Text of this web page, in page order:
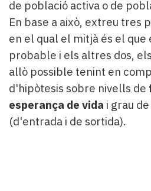
de població activa o de
En base a això, extreu tres
en el qual el mitjà és el que
probable i els altres dos,
allò possible tenint en
d'hipòtesis sobre nivells de
esperança de vida i grau de
(d'entrada i de sortida).